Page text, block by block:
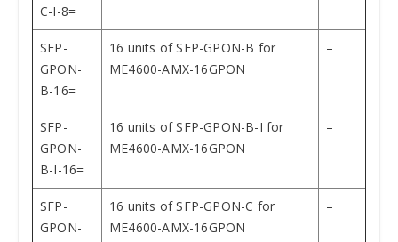
C-I-8=
SFP-
GPON-
B-16=
16 units of SFP-GPON-B for
ME4600-AMX-16GPON
–
SFP-
GPON-
B-I-16=
16 units of SFP-GPON-B-I for
ME4600-AMX-16GPON
–
SFP-
GPON-
16 units of SFP-GPON-C for
ME4600-AMX-16GPON
–